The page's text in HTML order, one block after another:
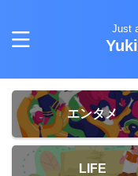
Just
エンタメ
LIFE